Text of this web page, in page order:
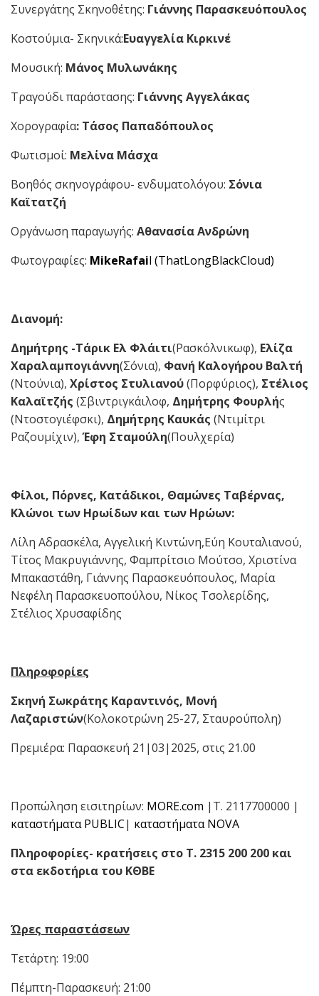
Συνεργάτης Σκηνοθέτης: Γιάννης Παρασκευόπουλος
Κοστούμια- Σκηνικά:Ευαγγελία Κιρκινέ
Μουσική: Μάνος Μυλωνάκης
Τραγούδι παράστασης: Γιάννης Αγγελάκας
Χορογραφία: Τάσος Παπαδόπουλος
Φωτισμοί: Μελίνα Μάσχα
Βοηθός σκηνογράφου- ενδυματολόγου: Σόνια
Καϊτατζή
Οργάνωση παραγωγής: Αθανασία Ανδρώνη
Φωτογραφίες: MikeRafail (ThatLongBlackCloud)
Διανομή:
Δημήτρης -Τάρικ Ελ Φλάιτι(Ρασκόλνικωφ), Ελίζα
Χαραλαμπογιάννη(Σόνια), Φανή Καλογήρου Βαλτή
(Ντούνια), Χρίστος Στυλιανού(Πορφύριος), Στέλιος
Καλαϊτζής (Σβιντριγκάιλοφ, Δημήτρης Φουρλής
(Ντοστογιέφσκι), Δημήτρης Καυκάς (Ντιμίτρι
Ραζουμίχιν),Έφη Σταμούλη(Πουλχερία)
Φίλοι, Πόρνες, Κατάδικοι, Θαμώνες Ταβέρνας,
Κλώνοι των Ηρωίδων και των Ηρώων:
Λίλη Αδρασκέλα, Αγγελική Κιντώνη,Εύη Κουταλιανού,
Τίτος Μακρυγιάννης, Φαμπρίτσιο Μούτσο, Χριστίνα
Μπακαστάθη, Γιάννης Παρασκευόπουλος, Μαρία
Νεφέλη Παρασκευοπούλου, Νίκος Τσολερίδης,
Στέλιος Χρυσαφίδης
Πληροφορίες
Σκηνή Σωκράτης Καραντινός, Μονή
Λαζαριστών(Κολοκοτρώνη 25-27, Σταυρούπολη)
Πρεμιέρα: Παρασκευή 21|03|2025, στις 21.00
Προπώληση εισιτηρίων: MORE.com |Τ. 2117700000 |
καταστήματα PUBLIC| καταστήματα NOVA
Πληροφορίες- κρατήσεις στο Τ. 2315 200 200 και
στα εκδοτήρια του ΚΘΒΕ
Ώρες παραστάσεων
Τετάρτη: 19:00
Πέμπτη-Παρασκευή: 21:00